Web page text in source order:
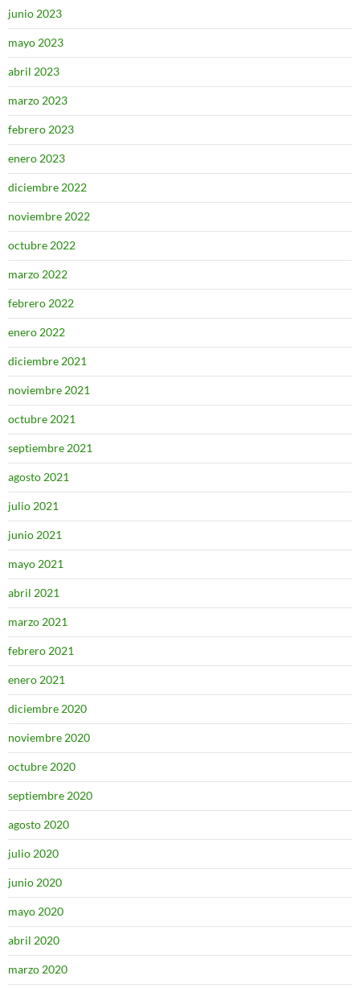
junio 2023
mayo 2023
abril 2023
marzo 2023
febrero 2023
enero 2023
diciembre 2022
noviembre 2022
octubre 2022
marzo 2022
febrero 2022
enero 2022
diciembre 2021
noviembre 2021
octubre 2021
septiembre 2021
agosto 2021
julio 2021
junio 2021
mayo 2021
abril 2021
marzo 2021
febrero 2021
enero 2021
diciembre 2020
noviembre 2020
octubre 2020
septiembre 2020
agosto 2020
julio 2020
junio 2020
mayo 2020
abril 2020
marzo 2020